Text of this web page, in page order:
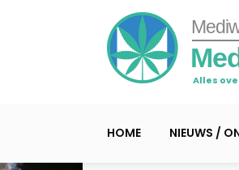
Alles
HOME NIEUWS /